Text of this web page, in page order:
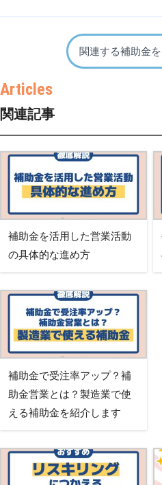
関連する補助金
関連記事
補助金を活用した営業活動
の具体的な進め方
補助金で受注率アップ？補
助金営業とは？製造業で使
える補助金を紹介します